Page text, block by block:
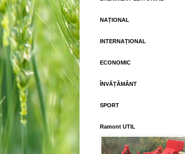
NAȚIONAL
INTERNAȚIONAL
ECONOMIC
ÎNVĂȚĂMÂNT
SPORT
Ramont UTIL